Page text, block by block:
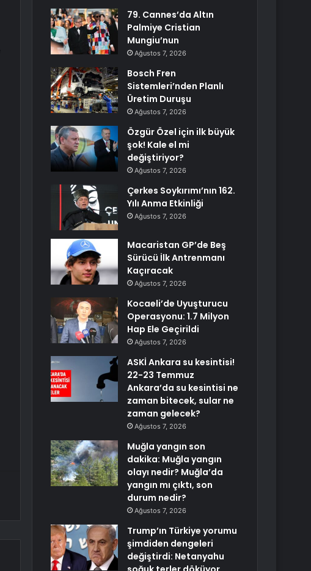
79. Cannes’da Altın
Palmiye Cristian
Mungiu’nun
Ağustos 7, 2026
Bosch Fren
Sistemleri’nden Planlı
Üretim Duruşu
Ağustos 7, 2026
Özgür Özel için ilk büyük
şok! Kale el mi
değiştiriyor?
Ağustos 7, 2026
Çerkes Soykırımı’nın 162.
Yılı Anma Etkinliği
Ağustos 7, 2026
Macaristan GP’de Beş
Sürücü İlk Antrenmanı
Kaçıracak
Ağustos 7, 2026
Kocaeli’de Uyuşturucu
Operasyonu: 1.7 Milyon
Hap Ele Geçirildi
Ağustos 7, 2026
ASKİ Ankara su kesintisi!
22-23 Temmuz
Ankara’da su kesintisi ne
zaman bitecek, sular ne
zaman gelecek?
Ağustos 7, 2026
Muğla yangın son
dakika: Muğla yangın
olayı nedir? Muğla’da
yangın mı çıktı, son
durum nedir?
Ağustos 7, 2026
Trump’ın Türkiye yorumu
şimdiden dengeleri
değiştirdi: Netanyahu